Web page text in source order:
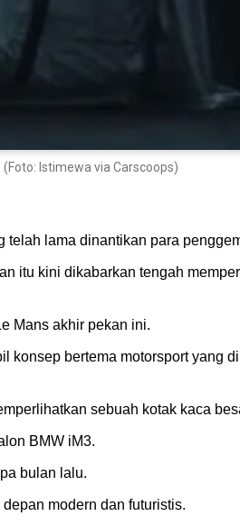
Istimewa via Carscoops)
telah lama dinantikan para
itu kini dikabarkan tengah
Mans akhir pekan ini.
konsep bertema motorsport yang
sebuah kotak kaca
BMW iM3.
bulan lalu.
modern dan futuristis.